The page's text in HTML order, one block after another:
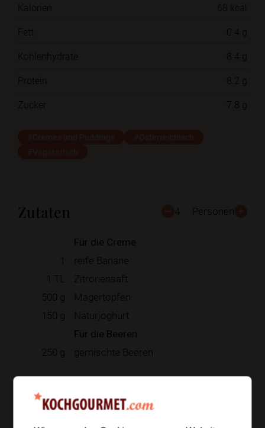
Kalorien
68 kcal
Fett
0.4 g
Kohlenhydrate
8.4 g
Protein
8.2 g
Zucker
7.8 g
Zutaten 4 Personen
Für die Creme
1
reife Banane
1 TL
Zitronensaft
500 g
Magertopfen
150 g Naturjoghurt
Für die Beeren
250 g gemischte Beeren